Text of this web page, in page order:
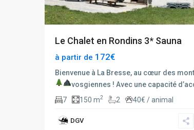
Le Chalet en Rondins 3* Sauna
à partir de 172€
Bienvenue à La Bresse, au cœur des
vosgiennes ! Avec une capacité
7
150 m2 2 40€ / animal
DGV